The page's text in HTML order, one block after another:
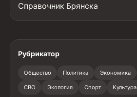
Справочник Брянска
Рубрикатор
Общество Политика Экономика
СВО Экология Спорт Культура